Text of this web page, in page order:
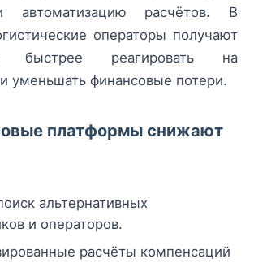
автоматизацию расчётов. В
операторы получают
быстрее реагировать на
уменьшать финансовые потери.
платформы снижают
альтернативных
и операторов.
расчёты компенсаций